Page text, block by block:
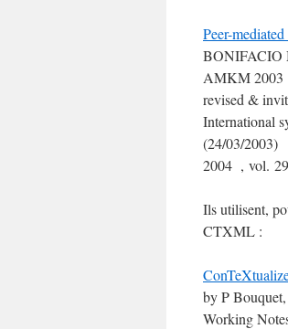
Peer-
BONIFACIO
AMKM 2003
revised &
International
(24/03/2003)
2004 , vol.
Ils utilisent,
CTXML :
by P
Working